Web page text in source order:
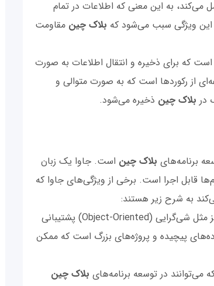
می‌کند، به این معنی که اطلاعات در تمام
این ویژگی سبب می‌شود که بلاک چین مقاومت
که برای ذخیره و انتقال اطلاعات به صورت
از رکوردها است که به صورت متوالی و
در بلاک چین ذخیره می‌شود.
برنامه‌های بلاک چین است. جاوا یک زبان
قابل اجرا است. برخی از ویژگی‌های جاوا که
به شرح زیر هستند:
: جاوا از پارادایم‌های متمرکز مثل شی‌گرایی (Object-Oriented) پشتیبانی
پیچیده و پروژه‌های بزرگ است که ممکن
می‌توانند در توسعه برنامه‌های بلاک چین